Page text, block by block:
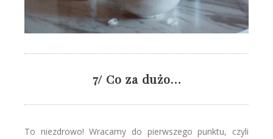
7/ Co za dużo…
To niezdrowo! Wracamy do pierwszego punktu, czyli